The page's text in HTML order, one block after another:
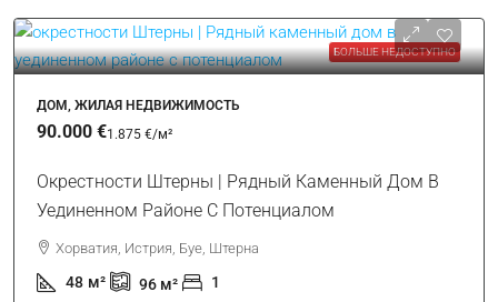
БОЛЬШЕ НЕДОСТУПНО
ДОМ, ЖИЛАЯ НЕДВИЖИМОСТЬ
90.000 €1.875 €/м²
Окрестности Штерны | Рядный Каменный Дом В
Уединенном Районе С Потенциалом
Хорватия, Истрия, Буе, Штерна
48 м² 96 м² 1